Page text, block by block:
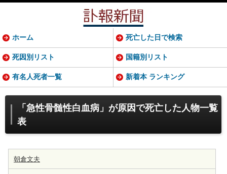
「急性骨髄性白血病」が原因で死亡した人物一覧
表
朝倉文夫
ホーム 死亡した日で検索
死因別リスト 国籍別リスト
有名人死者一覧 新着本 ランキング